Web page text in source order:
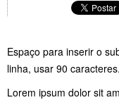
Espaço para inserir o
linha, usar 90
Lorem ipsum dolor sit